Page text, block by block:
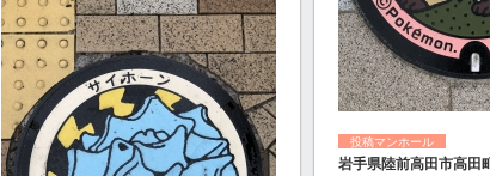
投稿マンホール
岩手県陸前高田市高